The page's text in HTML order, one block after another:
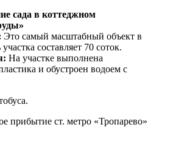
сада в коттеджном
Это самый масштабный объект в
составляет 70 соток.
На участке выполнена
и обустроен водоем с
прибытие ст. метро «Тропарево»